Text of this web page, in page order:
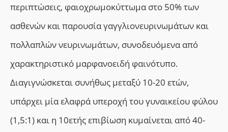
περιπτώσεις, φαιοχρωμοκύττωμα στο 50% των
ασθενών και παρουσία γαγγλιονευρινωμάτων και
πολλαπλών νευρινωμάτων, συνοδευόμενα από
χαρακτηριστικό μαρφανοειδή φαινότυπο.
Διαγιγνώσκεται συνήθως μεταξύ 10-20 ετών,
υπάρχει μία ελαφρά υπεροχή του γυναικείου φύλου
(1,5:1) και η 10ετής επιβίωση κυμαίνεται από 40-